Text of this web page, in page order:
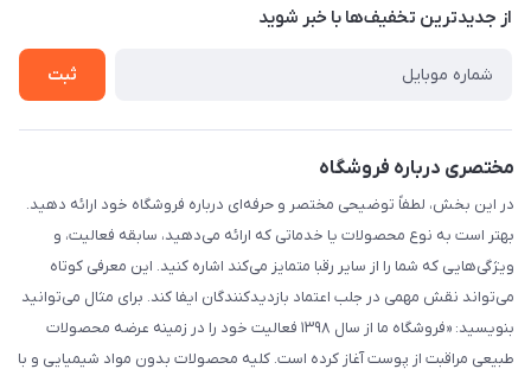
درباره ما
راهنما
از جدید‌ترین تخفیف‌ها با‌ خبر شوید
ثبت
مختصری درباره فروشگاه
در این بخش، لطفاً توضیحی مختصر و حرفه‌ای درباره فروشگاه خود ارائه دهید.
بهتر است به نوع محصولات یا خدماتی که ارائه می‌دهید، سابقه فعالیت، و
ویژگی‌هایی که شما را از سایر رقبا متمایز می‌کند اشاره کنید. این معرفی کوتاه
می‌تواند نقش مهمی در جلب اعتماد بازدیدکنندگان ایفا کند. برای مثال می‌توانید
بنویسید: «فروشگاه ما از سال ۱۳۹۸ فعالیت خود را در زمینه عرضه محصولات
طبیعی مراقبت از پوست آغاز کرده است. کلیه محصولات بدون مواد شیمیایی و با